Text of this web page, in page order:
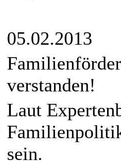
05.02.2013
verstanden!
Laut
sein.